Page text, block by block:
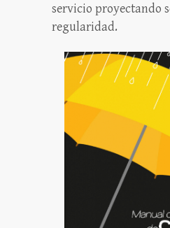
servicio proyectando
regularidad.